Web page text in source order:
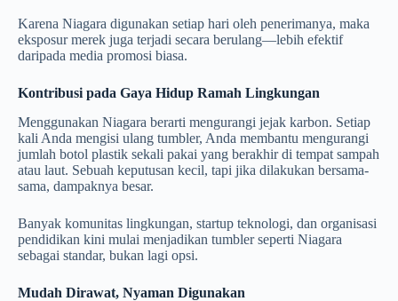
Karena Niagara digunakan setiap hari oleh penerimanya, maka
eksposur merek juga terjadi secara berulang—lebih efektif
daripada media promosi biasa.
Kontribusi pada Gaya Hidup Ramah Lingkungan
Menggunakan Niagara berarti mengurangi jejak karbon. Setiap
kali Anda mengisi ulang tumbler, Anda membantu mengurangi
jumlah botol plastik sekali pakai yang berakhir di tempat sampah
atau laut. Sebuah keputusan kecil, tapi jika dilakukan bersama-
sama, dampaknya besar.
Banyak komunitas lingkungan, startup teknologi, dan organisasi
pendidikan kini mulai menjadikan tumbler seperti Niagara
sebagai standar, bukan lagi opsi.
Mudah Dirawat, Nyaman Digunakan